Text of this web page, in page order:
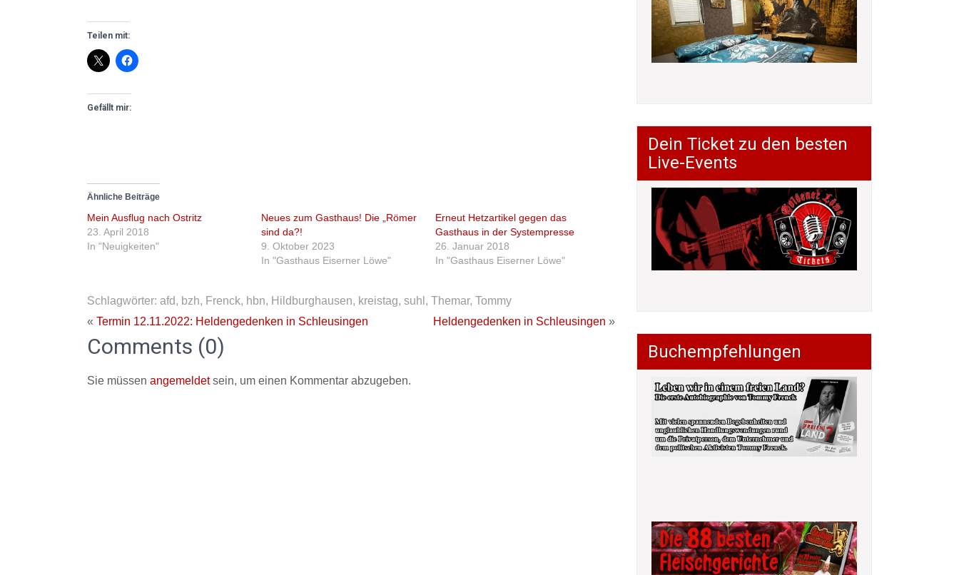
Teilen mit:
Gefällt mir:
Ähnliche Beiträge
Mein Ausflug nach Ostritz
23. April 2018
In "Neuigkeiten"
Neues zum Gasthaus! Die „Römer
sind da?!
9. Oktober 2023
In "Gasthaus Eiserner Löwe"
Erneut Hetzartikel gegen das
Gasthaus in der Systempresse
26. Januar 2018
In "Gasthaus Eiserner Löwe"
Schlagwörter: afd, bzh, Frenck, hbn, Hildburghausen, kreistag, suhl , Themar, Tommy
« Termin 12.11.2022: Heldengedenken in Schleusingen Heldengedenken in Schleusingen »
Comments (0)
Sie müssen angemeldetsein, um einen Kommentar abzugeben.
Dein Ticket zu den besten
Live-Events
Buchempfehlungen